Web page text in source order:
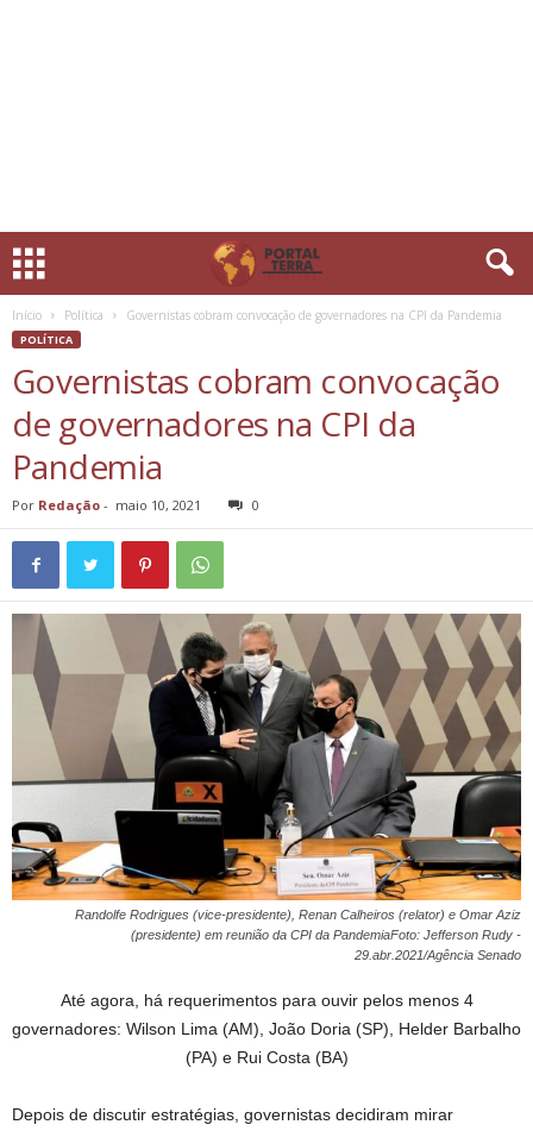
Início Política Governistas cobram convocação de governadores na CPI da Pandemia
POLÍTICA
Governistas cobram convocação
de governadores na CPI da
Pandemia
Por Redação - maio 10, 2021 0
Randolfe Rodrigues (vice-presidente), Renan Calheiros (relator) e Omar Aziz
(presidente) em reunião da CPI da PandemiaFoto: Jefferson Rudy -
29.abr.2021/Agência Senado
Até agora, há requerimentos para ouvir pelos menos 4
governadores: Wilson Lima (AM), João Doria (SP), Helder Barbalho
(PA) e Rui Costa (BA)
Depois de discutir estratégias, governistas decidiram mirar